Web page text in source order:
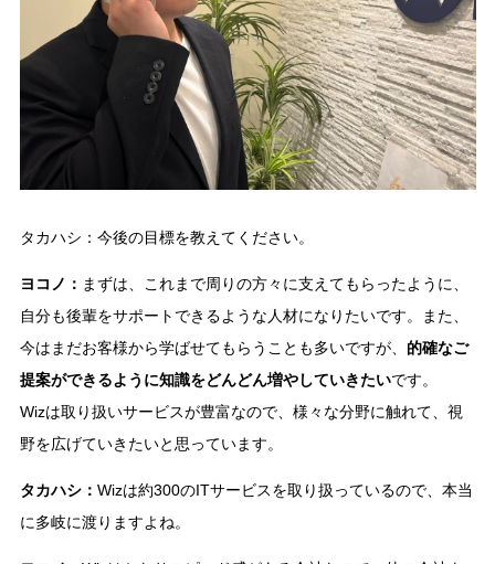
タカハシ：今後の目標を教えてください。
ヨコノ： まずは、これまで周りの方々に支えてもらったように、
自分も後輩をサポートできるような人材になりたいです。また、
今はまだお客様から学ばせてもらうことも多いですが、 的確なご
提案ができるように知識をどんどん増やしていきたいです。
Wizは取り扱いサービスが豊富なので、様々な分野に触れて、視
野を広げていきたいと思っています。
タカハシ： Wizは約300のITサービスを取り扱っているので、本当
に多岐に渡りますよね。